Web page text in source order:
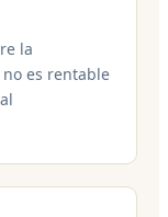
la
es rentable